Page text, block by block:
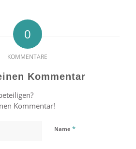
0
KOMMENTARE
Kommentar
Kommentar!
Name *